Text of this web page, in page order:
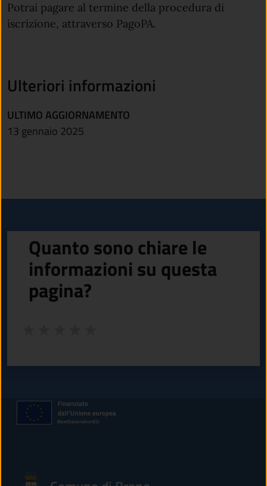
Potrai pagare al termine della procedura di
iscrizione, attraverso PagoPA.
Ulteriori informazioni
ULTIMO AGGIORNAMENTO
13 gennaio 2025
Quanto sono chiare le
informazioni su questa
pagina?